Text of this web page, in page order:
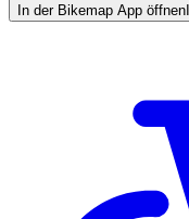
In der Bikemap App öffnen